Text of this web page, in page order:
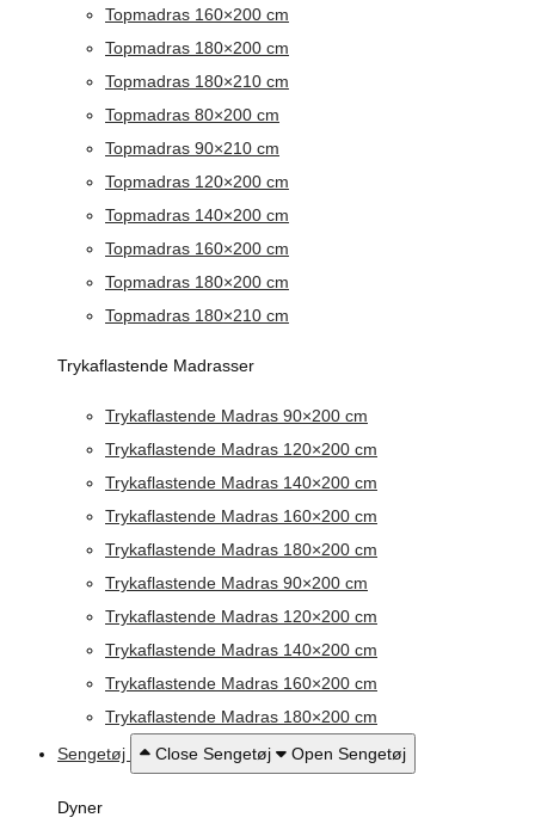
Topmadras 160×200 cm
Topmadras 180×200 cm
Topmadras 180×210 cm
Topmadras 80×200 cm
Topmadras 90×210 cm
Topmadras 120×200 cm
Topmadras 140×200 cm
Topmadras 160×200 cm
Topmadras 180×200 cm
Topmadras 180×210 cm
Trykaflastende Madrasser
Trykaflastende Madras 90×200 cm
Trykaflastende Madras 120×200 cm
Trykaflastende Madras 140×200 cm
Trykaflastende Madras 160×200 cm
Trykaflastende Madras 180×200 cm
Trykaflastende Madras 90×200 cm
Trykaflastende Madras 120×200 cm
Trykaflastende Madras 140×200 cm
Trykaflastende Madras 160×200 cm
Trykaflastende Madras 180×200 cm
Sengetøj
Close Sengetøj Open Sengetøj
Dyner